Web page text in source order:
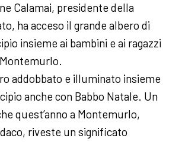
Calamai, presidente della
ha acceso il grande albero di
insieme ai bambini e ai ragazzi
addobbato e illuminato insieme
anche con Babbo Natale. Un
quest’anno a Montemurlo,
riveste un significato